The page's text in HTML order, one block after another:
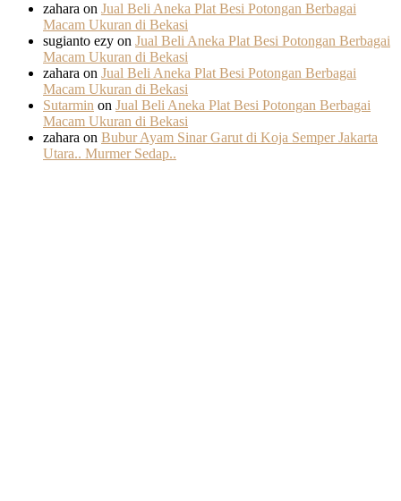
zahara on Jual Beli Aneka Plat Besi Potongan Berbagai
Macam Ukuran di Bekasi
sugianto ezy on Jual Beli Aneka Plat Besi Potongan Berbagai
Macam Ukuran di Bekasi
zahara on Jual Beli Aneka Plat Besi Potongan Berbagai
Macam Ukuran di Bekasi
Sutarmin on Jual Beli Aneka Plat Besi Potongan Berbagai
Macam Ukuran di Bekasi
zahara on Bubur Ayam Sinar Garut di Koja Semper Jakarta
Utara.. Murmer Sedap..